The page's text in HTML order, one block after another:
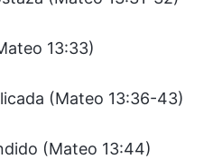
13:33)
(Mateo 13:36-43)
(Mateo 13:44)